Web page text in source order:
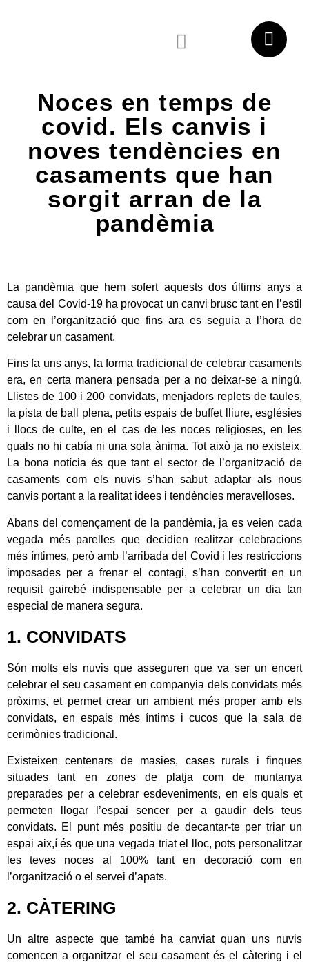
Noces en temps de
covid. Els canvis i
noves tendències en
casaments que han
sorgit arran de la
pandèmia
La pandèmia que hem sofert aquests dos últims anys a
causa del Covid-19 ha provocat un canvi brusc tant en l’estil
com en l’organització que fins ara es seguia a l’hora de
celebrar un casament.
Fins fa uns anys, la forma tradicional de celebrar casaments
era, en certa manera pensada per a no deixar-se a ningú.
Llistes de 100 i 200 convidats, menjadors replets de taules,
la pista de ball plena, petits espais de buffet lliure, esglésies
i llocs de culte, en el cas de les noces religioses, en les
quals no hi cabía ni una sola ànima. Tot això ja no existeix.
La bona notícia és que tant el sector de l’organització de
casaments com els nuvis s’han sabut adaptar als nous
canvis portant a la realitat idees i tendències meravelloses.
Abans del començament de la pandèmia, ja es veien cada
vegada més parelles que decidien realitzar celebracions
més íntimes, però amb l’arribada del Covid i les restriccions
imposades per a frenar el contagi, s’han convertit en un
requisit gairebé indispensable per a celebrar un dia tan
especial de manera segura.
1. CONVIDATS
Són molts els nuvis que asseguren que va ser un encert
celebrar el seu casament en companyia dels convidats més
pròxims, et permet crear un ambient més proper amb els
convidats, en espais més íntims i cucos que la sala de
cerimònies tradicional.
Existeixen centenars de masies, cases rurals i finques
situades tant en zones de platja com de muntanya
preparades per a celebrar esdeveniments, en els quals et
permeten llogar l’espai sencer per a gaudir dels teus
convidats. El punt més positiu de decantar-te per triar un
espai aix,í és que una vegada triat el lloc, pots personalitzar
les teves noces al 100% tant en decoració com en
l’organització o el servei d’apats.
2. CÀTERING
Un altre aspecte que també ha canviat quan uns nuvis
comencen a organitzar el seu casament és el càtering i el